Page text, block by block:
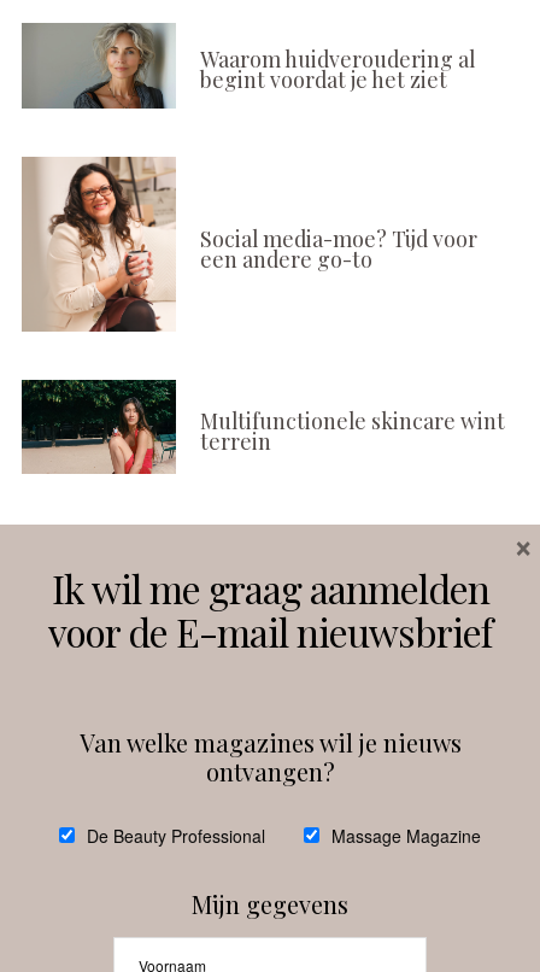
Waarom huidveroudering al
begint voordat je het ziet
Social media-moe? Tijd voor
een andere go-to
Multifunctionele skincare wint
terrein
Instagram Facebook
debeautyprofessional
Ik wil me graag aanmelden
voor de E-mail nieuwsbrief
Van welke magazines wil je nieuws
ontvangen?
De Beauty Professional Massage Magazine
Mijn gegevens
×